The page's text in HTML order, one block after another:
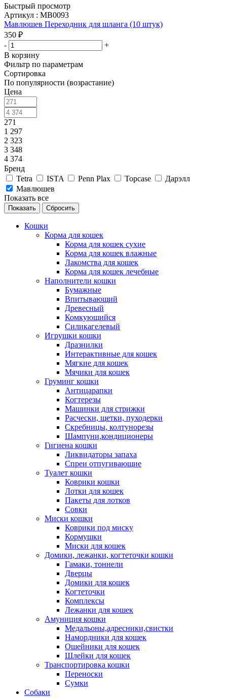
Быстрый просмотр
Артикул : МВ0093
Мавлюшев Переходник для шланга (10 штук)
350 ₽
-
+
В корзину
Фильтр по параметрам
Сортировка
По популярности (возрастание)
Цена
271
1 297
2 323
3 348
4 374
Бренд
Tetra
ISTA Penn Plax Topcase
Дарэлл
Мавлюшев
Показать все
Сбросить
Кошки
Корма для кошек
Корма для кошек сухие
Корма для кошек влажные
Лакомства для кошек
Корма для кошек лечебные
Наполнители кошки
Бумажные
Впитывающий
Древесный
Комкующийся
Силикагелевый
Игрушки кошки
Дразнилки
Интерактивные для кошек
Мягкие для кошек
Мячики для кошек
Груминг кошки
Антицарапки
Когтерезы
Машинки для стрижки
Расчески, щетки, пуходерки
Скребницы, колтунорезы
Шампуни,кондиционеры
Гигиена кошки
Ликвидаторы запаха
Спреи отпугивающие
Туалет кошки
Коврики кошки
Лотки для кошек
Пакеты для лотков
Совки
Миски кошки
Коврики под миску
Кормушки
Миски для кошек
Домики, лежанки, когтеточки кошки
Гамаки, тоннели
Дверцы
Домики для кошек
Когтеточки
Комплексы
Лежанки для кошек
Амуниция кошки
Медальоны,адресники,свистки
Намордники для кошек
Ошейники для кошек
Шлейки для кошек
Транспортировка кошки
Переноски
Сумки
Собаки